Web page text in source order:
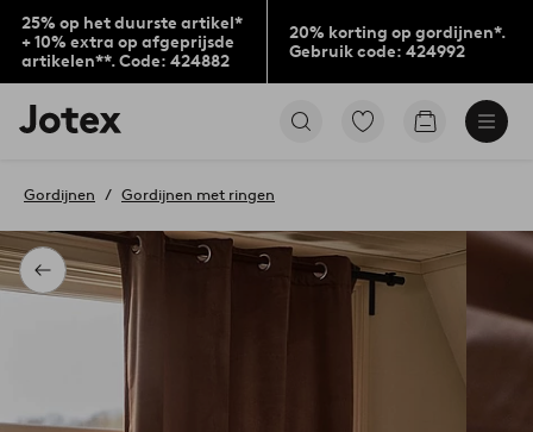
25% op het duurste artikel*
+ 10% extra op afgeprijsde
artikelen**. Code: 424882
20% korting op gordijnen*.
Gebruik code: 424992
Jotex
logo
to
home
page
Ga
Go
Terug
Gordijnen Gordijnen met ringen